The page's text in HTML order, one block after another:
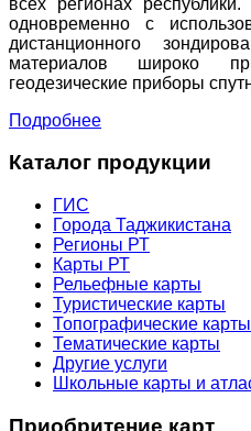
одновременно с
дистанционного
материалов широко
геодезические приборы
Подробнее
Каталог продукции
ГИС
Города Таджикистана
Регионы РТ
Карты РТ
Рельефные карты
Туристические карты
Топографические карты
Тематические карты
Другие услуги
Школьные карты и
Приобритение карт